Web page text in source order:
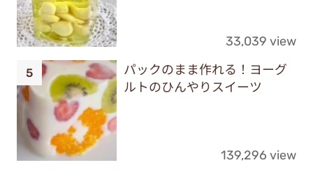
33,039 view
パックのまま作れる！ヨーグ
ルトのひんやりスイーツ
139,296 view